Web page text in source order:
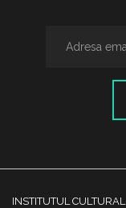
INSTITUTUL